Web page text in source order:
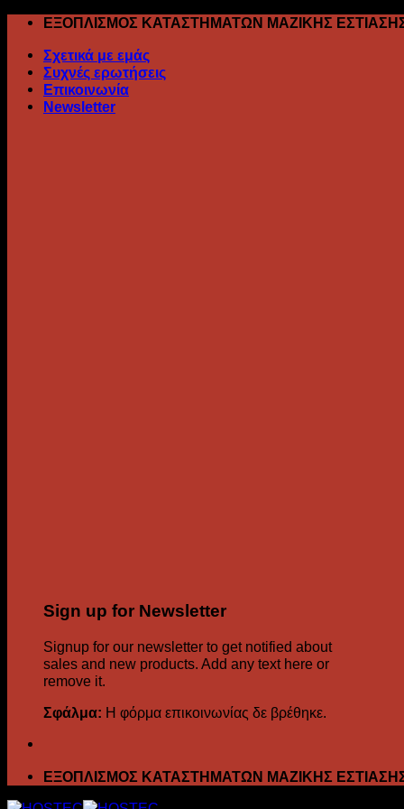
Skip
content
ΕΞΟΠΛΙΣΜΟΣ ΚΑΤΑΣΤΗΜΑΤΩΝ ΜΑΖΙΚΗΣ
Σχετικά με εμάς
Συχνές ερωτήσεις
Επικοινωνία
Newsletter
Sign up for Newsletter
Signup for our newsletter to get notified about
sales and new products. Add any text here or
remove it.
Σφάλμα: Η φόρμα επικοινωνίας δε βρέθηκε.
ΕΞΟΠΛΙΣΜΟΣ ΚΑΤΑΣΤΗΜΑΤΩΝ ΜΑΖΙΚΗΣ